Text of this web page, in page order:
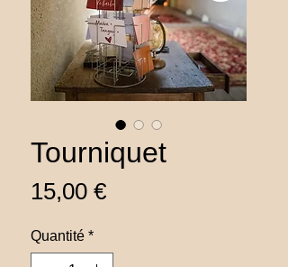
Tourniquet
15,00 €Prix
Quantité *